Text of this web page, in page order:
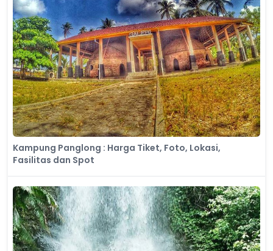
Kampung Panglong : Harga Tiket, Foto, Lokasi,
Fasilitas dan Spot